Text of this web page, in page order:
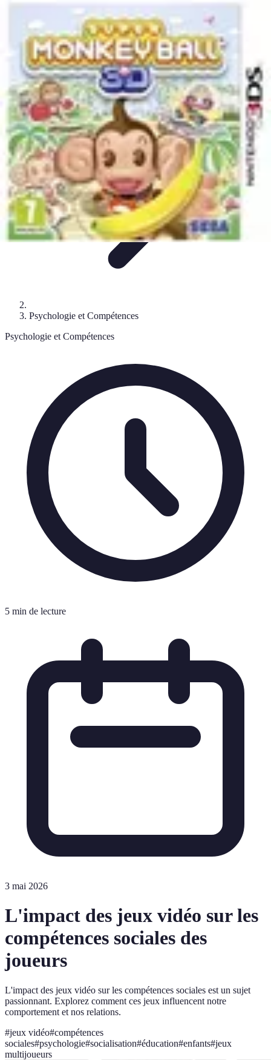
Tendances Gaming
Équipement GamerGenres de
TendancesPsychologie et Sociologie
Univers Gamers
Psychologie et Compétences
Psychologie et Compétences
5 min de lecture
3 mai 2026
L'impact des jeux vidéo sur les
compétences sociales des
joueurs
L'impact des jeux vidéo sur les compétences sociales est un sujet
passionnant. Explorez comment ces jeux influencent notre
comportement et nos relations.
#jeux vidéo#compétences
sociales#psychologie#socialisation#éducation#enfants#jeux
multijoueurs